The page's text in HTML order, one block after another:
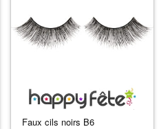
Faux cils noirs B6